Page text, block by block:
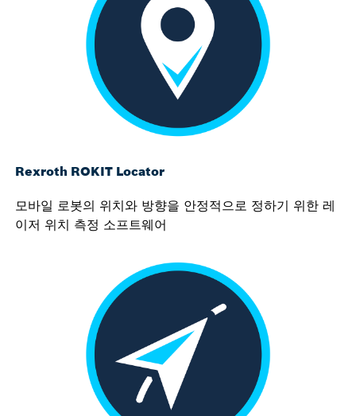
Rexroth ROKIT Locator
모바일 로봇의 위치와 방향을 안정적으로 정하기 위한 레
이저 위치 측정 소프트웨어